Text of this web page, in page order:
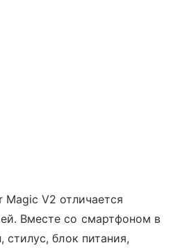
V2 отличается
Вместе со смартфоном в
стилус, блок питания,